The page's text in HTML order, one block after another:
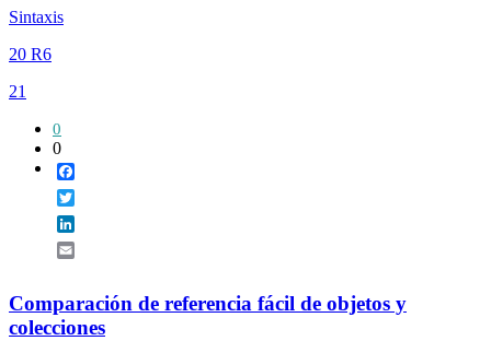
Sintaxis
20 R6
21
0
0
Comparación de referencia fácil de objetos y
colecciones